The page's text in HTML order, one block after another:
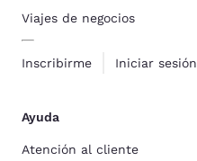
Viajes de negocios
Inscribirme Iniciar sesión
Ayuda
Atención al cliente